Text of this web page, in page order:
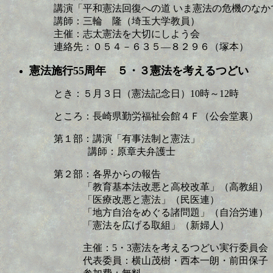
講演「平和憲法回復への道 いま憲法の危機のなか
講師：三輪 隆（埼玉大学教員）
主催：志太憲法を大切にしよう会
連絡先：０５４－６３５―８２９６（塚本）
憲法施行55周年 ５・３憲法を考えるつどい
とき：５月３日（憲法記念日）10時～12時
ところ：長崎県勤労福祉会館４Ｆ（公会堂裏）
第１部：講演「有事法制と憲法」
講師：原章夫弁護士
第２部：各界からの報告
「教育基本法改悪と高校改革」（高教組）
「医療改悪と憲法」（民医連）
「地方自治をめぐる諸問題」（自治労連）
「憲法を広げる取組」（新婦人）
主催：5・3憲法を考えるつどい実行委員会
代表委員：横山茂樹・西本一朗・前田保子